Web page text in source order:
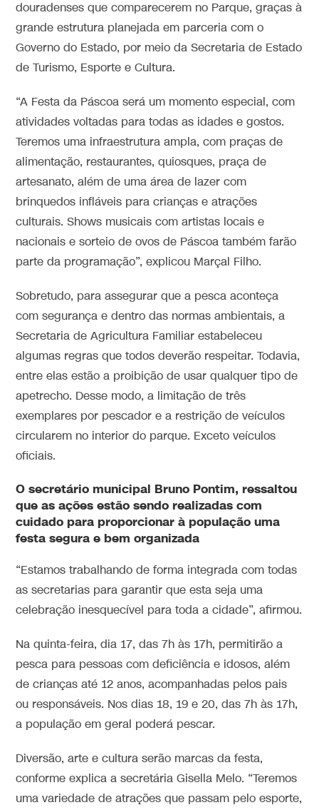
douradenses que comparecerem no Parque, graças à
grande estrutura planejada em parceria com o
Governo do Estado, por meio da Secretaria de Estado
de Turismo, Esporte e Cultura.
“A Festa da Páscoa será um momento especial, com
atividades voltadas para todas as idades e gostos.
Teremos uma infraestrutura ampla, com praças de
alimentação, restaurantes, quiosques, praça de
artesanato, além de uma área de lazer com
brinquedos infláveis para crianças e atrações
culturais. Shows musicais com artistas locais e
nacionais e sorteio de ovos de Páscoa também farão
parte da programação”, explicou Marçal Filho.
Sobretudo, para assegurar que a pesca aconteça
com segurança e dentro das normas ambientais, a
Secretaria de Agricultura Familiar estabeleceu
algumas regras que todos deverão respeitar. Todavia,
entre elas estão a proibição de usar qualquer tipo de
apetrecho. Desse modo, a limitação de três
exemplares por pescador e a restrição de veículos
circularem no interior do parque. Exceto veículos
oficiais.
O secretário municipal Bruno Pontim, ressaltou
que as ações estão sendo realizadas com
cuidado para proporcionar à população uma
festa segura e bem organizada
“Estamos trabalhando de forma integrada com todas
as secretarias para garantir que esta seja uma
celebração inesquecível para toda a cidade”, afirmou.
Na quinta-feira, dia 17, das 7h às 17h, permitirão a
pesca para pessoas com deficiência e idosos, além
de crianças até 12 anos, acompanhadas pelos pais
ou responsáveis. Nos dias 18, 19 e 20, das 7h às 17h,
a população em geral poderá pescar.
Diversão, arte e cultura serão marcas da festa,
conforme explica a secretária Gisella Melo. “Teremos
uma variedade de atrações que passam pelo esporte,